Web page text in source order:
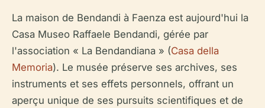
La maison de Bendandi à Faenza est aujourd'hui la
Casa Museo Raffaele Bendandi, gérée par
l'association « La Bendandiana » (Casa della
Memoria). Le musée préserve ses archives, ses
instruments et ses effets personnels, offrant un
aperçu unique de ses pursuits scientifiques et de